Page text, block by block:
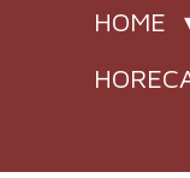
HOME